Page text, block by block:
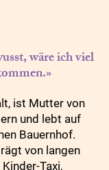
wäre ich viel
ist Mutter von
und lebt auf
Bauernhof.
von langen
Taxi,